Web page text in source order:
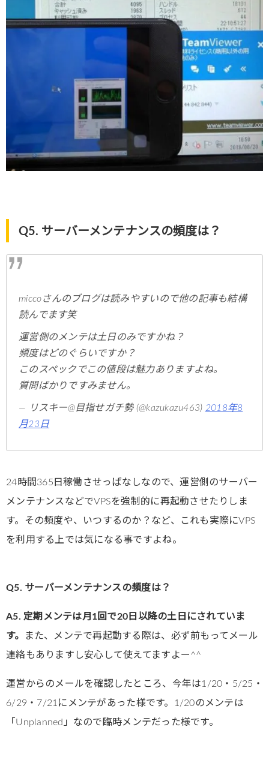
Q5. サーバーメンテナンスの頻度は？
miccoさんのブログは読みやすいので他の記事も結構
読んでます笑
運営側のメンテは土日のみですかね？
頻度はどのぐらいですか？
このスペックでこの値段は魅力ありますよね。
質問ばかりですみません。
— リスキー@目指せガチ勢 (@kazukazu463) 2018年8
月23日
24時間365日稼働させっぱなしなので、運営側のサーバー
メンテナンスなどでVPSを強制的に再起動させたりしま
す。その頻度や、いつするのか？など、これも実際にVPS
を利用する上では気になる事ですよね。
Q5. サーバーメンテナンスの頻度は？
A5. 定期メンテは月1回で20日以降の土日にされていま
す。
また、メンテで再起動する際は、必ず前もってメール
連絡もありますし安心して使えてますよー^^
運営からのメールを確認したところ、今年は1/20・5/25・
6/29・7/21にメンテがあった様です。1/20のメンテは
「Unplanned」なので臨時メンテだった様です。